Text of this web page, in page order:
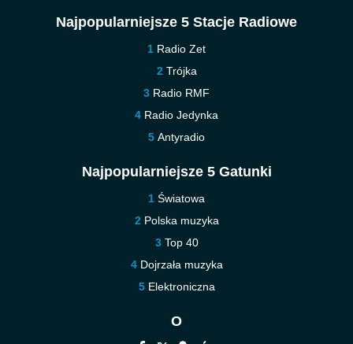
Najpopularniejsze 5 Stacje Radiowe
Radio Zet
Trójka
Radio RMF
Radio Jedynka
Antyradio
Najpopularniejsze 5 Gatunki
Światowa
Polska muzyka
Top 40
Dojrzała muzyka
Elektroniczna
O